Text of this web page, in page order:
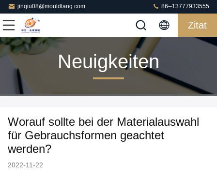
jinqiu08@mouldtang.com 86--13777933555
Zitat
Neuigkeiten
Worauf sollte bei der Materialauswahl
für Gebrauchsformen geachtet
werden?
2022-11-22